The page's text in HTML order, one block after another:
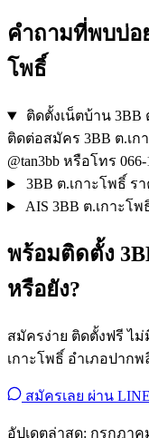
คำถามที่พบบ่อ
โพธิ์
ติดตั้งเน็ตบ้าน 3BB
ติดต่อสมัคร 3BB ต.เก
@tan3bb หรือโทร
3BB ต.เกาะโพธิ์ ร
AIS 3BB ต.เกาะโ
พร้อมติดตั้ง
หรือยัง?
สมัครง่าย ติดตั้งฟรี ไ
เกาะโพธิ์ อำเภอปากพ
สมัครเลย ผ่าน LINE
อัปเดตล่าสุด: กรกฎาค